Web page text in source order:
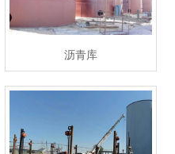
沥青库